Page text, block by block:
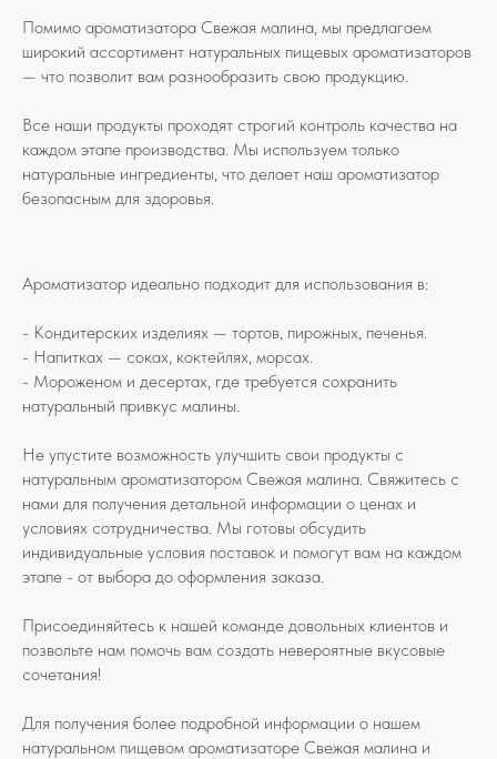
Помимо ароматизатора Свежая малина, мы предлагаем
широкий ассортимент натуральных пищевых ароматизаторов
— что позволит вам разнообразить свою продукцию.
Все наши продукты проходят строгий контроль качества на
каждом этапе производства. Мы используем только
натуральные ингредиенты, что делает наш ароматизатор
безопасным для здоровья.
Ароматизатор идеально подходит для использования в:
- Кондитерских изделиях — тортов, пирожных, печенья.
- Напитках — соках, коктейлях, морсах.
- Мороженом и десертах, где требуется сохранить
натуральный привкус малины.
Не упустите возможность улучшить свои продукты с
натуральным ароматизатором Свежая малина. Свяжитесь с
нами для получения детальной информации о ценах и
условиях сотрудничества. Мы готовы обсудить
индивидуальные условия поставок и помогут вам на каждом
этапе - от выбора до оформления заказа.
Присоединяйтесь к нашей команде довольных клиентов и
позвольте нам помочь вам создать невероятные вкусовые
сочетания!
Для получения более подробной информации о нашем
натуральном пищевом ароматизаторе Свежая малина и